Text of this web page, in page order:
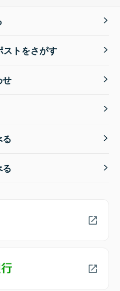
ストをさがす
せ